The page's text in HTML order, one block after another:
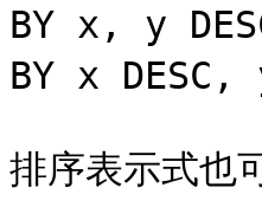
BY x, y
BY x DESC,
排序表示式也